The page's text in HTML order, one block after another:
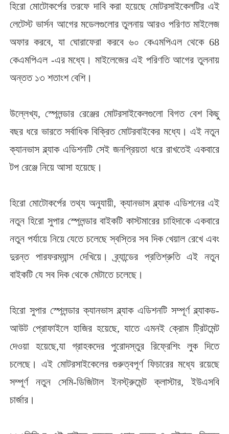
হিরো মোটোকর্পের তরফে দাবি করা হয়েছে মোটরসাইকেলটির এই
লেটেস্ট ভার্সন আগের মডেলগুলোর তুলনায় আরও পরিণত মাইলেজ
অফার করবে, যা ঘোরাফেরা করবে ৬০ কেএমপিএল থেকে 68
কেএমপিএল -এর মধ্যে। মাইলেজের এই পরিণতি আগের তুলনায়
অন্তত ১৩ শতাংশ বেশি।
উল্লেখ্য, স্প্লেন্ডার রেঞ্জের মোটরসাইকেলগুলো বিগত বেশ কিছু
বছর ধরে ভারতে সর্বাধিক বিক্রিত মোটরবাইকের মধ্যে। এই নতুন
ক্যানভাস ব্ল্যাক এডিশনটি সেই জনপ্রিয়তা ধরে রাখতেই একবারে
টপ রেঞ্জে নিয়ে আসা হয়েছে।
হিরো মোটোকর্পের তথ্য অনুযায়ী, ক্যানভাস ব্ল্যাক এডিশনের এই
নতুন হিরো সুপার স্প্লেন্ডার বাইকটি কাস্টমারের চাহিদাকে একবারে
নতুন পর্যায়ে নিয়ে যেতে চলেছে স্বস্তির সব দিক খেয়াল রেখে এবং
দুরন্ত পারফরম্যান্স দেখিয়ে। ব্র্যান্ডের প্রতিশ্রুতি এই নতুন
বাইকটি যে সব দিক থেকে মেটাতে চলেছে।
হিরো সুপার স্প্লেন্ডার ক্যানভাস ব্ল্যাক এডিশনটি সম্পূর্ণ ব্ল্যাকড-
আউট প্রোফাইলে হাজির হয়েছে, যাতে এমনই ক্রোম ট্রিটমেন্ট
দেওয়া হয়েছে,যা গ্রাহকদের পুরোদস্তুর রিফ্রেশিং লুক দিতে
চলেছে। এই মোটরসাইকেলের গুরুত্বপূর্ণ ফিচারের মধ্যে রয়েছে
সম্পূর্ণ নতুন সেমি-ডিজিটাল ইনস্ট্রুমেন্ট ক্লাস্টার, ইউএসবি
চার্জার।